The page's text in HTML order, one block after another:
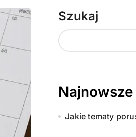
Szukaj
Jakie tematy